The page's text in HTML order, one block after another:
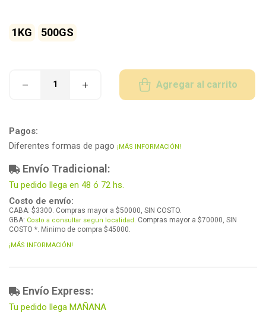
1KG 500GS
Agregar al carrito
Pagos:
Diferentes formas de pago ¡MÁS INFORMACIÓN!
Envío Tradicional:
Tu pedido llega en 48 ó 72 hs.
Costo de envío:
CABA: $3300. Compras mayor a $50000, SIN COSTO.
GBA: Costo a consultar segun localidad.
Compras mayor a $70000, SIN
COSTO *. Minimo de compra $45000.
¡MÁS INFORMACIÓN!
Envío Express:
Tu pedido llega MAÑANA